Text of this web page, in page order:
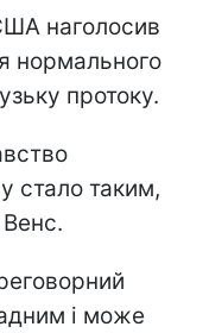
наголосив
нормального
протоку.
стало таким,
і може